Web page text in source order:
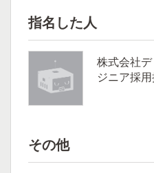
指名した人
株式会社
ジニア採
その他